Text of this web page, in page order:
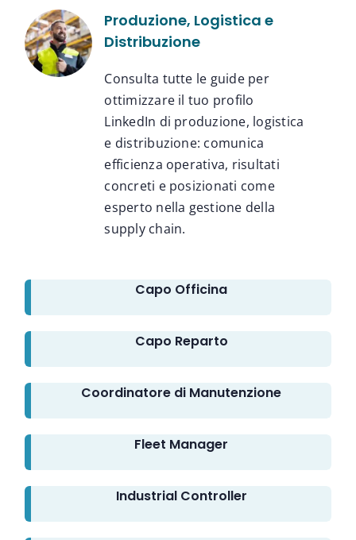
Produzione, Logistica e
Distribuzione
Consulta tutte le guide per
ottimizzare il tuo profilo
LinkedIn di produzione, logistica
e distribuzione: comunica
efficienza operativa, risultati
concreti e posizionati come
esperto nella gestione della
supply chain.
Capo Officina
Capo Reparto
Coordinatore di Manutenzione
Fleet Manager
Industrial Controller